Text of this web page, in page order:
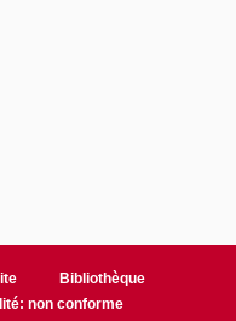
Bibliothèque
non conforme